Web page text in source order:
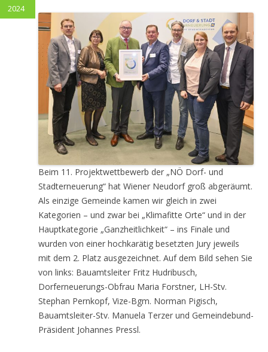
Beim 11. Projektwettbewerb der „NÖ Dorf- und
Stadterneuerung“ hat Wiener Neudorf groß abgeräumt.
Als einzige Gemeinde kamen wir gleich in zwei
Kategorien – und zwar bei „Klimafitte Orte“ und in der
Hauptkategorie „Ganzheitlichkeit“ – ins Finale und
wurden von einer hochkarätig besetzten Jury jeweils
mit dem 2. Platz ausgezeichnet. Auf dem Bild sehen Sie
von links: Bauamtsleiter Fritz Hudribusch,
Dorferneuerungs-Obfrau Maria Forstner, LH-Stv.
Stephan Pernkopf, Vize-Bgm. Norman Pigisch,
Bauamtsleiter-Stv. Manuela Terzer und Gemeindebund-
Präsident Johannes Pressl.
2024